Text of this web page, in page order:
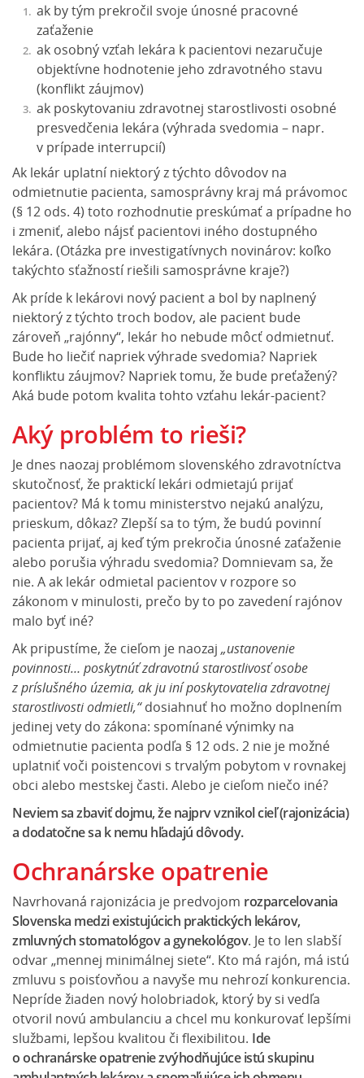
ak by tým prekročil svoje únosné pracovné
zaťaženie
ak osobný vzťah lekára k pacientovi nezaručuje
objektívne hodnotenie jeho zdravotného stavu
(konflikt záujmov)
ak poskytovaniu zdravotnej starostlivosti osobné
presvedčenia lekára (výhrada svedomia – napr.
v prípade interrupcií)
Ak lekár uplatní niektorý z týchto dôvodov na
odmietnutie pacienta, samosprávny kraj má právomoc
(§ 12 ods. 4) toto rozhodnutie preskúmať a prípadne ho
i zmeniť, alebo nájsť pacientovi iného dostupného
lekára. (Otázka pre investigatívnych novinárov: koľko
takýchto sťažností riešili samosprávne kraje?)
Ak príde k lekárovi nový pacient a bol by naplnený
niektorý z týchto troch bodov, ale pacient bude
zároveň „rajónny“, lekár ho nebude môcť odmietnuť.
Bude ho liečiť napriek výhrade svedomia? Napriek
konfliktu záujmov? Napriek tomu, že bude preťažený?
Aká bude potom kvalita tohto vzťahu lekár-pacient?
Aký problém to rieši?
Je dnes naozaj problémom slovenského zdravotníctva
skutočnosť, že praktickí lekári odmietajú prijať
pacientov? Má k tomu ministerstvo nejakú analýzu,
prieskum, dôkaz? Zlepší sa to tým, že budú povinní
pacienta prijať, aj keď tým prekročia únosné zaťaženie
alebo porušia výhradu svedomia? Domnievam sa, že
nie. A ak lekár odmietal pacientov v rozpore so
zákonom v minulosti, prečo by to po zavedení rajónov
malo byť iné?
Ak pripustíme, že cieľom je naozaj „ustanovenie
povinnosti… poskytnúť zdravotnú starostlivosť osobe
z príslušného územia, ak ju iní poskytovatelia zdravotnej
starostlivosti odmietli,“dosiahnuť ho možno doplnením
jedinej vety do zákona: spomínané výnimky na
odmietnutie pacienta podľa § 12 ods. 2 nie je možné
uplatniť voči poistencovi s trvalým pobytom v rovnakej
obci alebo mestskej časti. Alebo je cieľom niečo iné?
Neviem sa zbaviť dojmu, že najprv vznikol cieľ (rajonizácia)
a dodatočne sa k nemu hľadajú dôvody.
Ochranárske opatrenie
Navrhovaná rajonizácia je predvojom rozparcelovania
Slovenska medzi existujúcich praktických lekárov,
zmluvných stomatológov a gynekológov. Je to len slabší
odvar „mennej minimálnej siete“. Kto má rajón, má istú
zmluvu s poisťovňou a navyše mu nehrozí konkurencia.
Nepríde žiaden nový holobriadok, ktorý by si vedľa
otvoril novú ambulanciu a chcel mu konkurovať lepšími
službami, lepšou kvalitou či flexibilitou. Ide
o ochranárske opatrenie zvýhodňujúce istú skupinu